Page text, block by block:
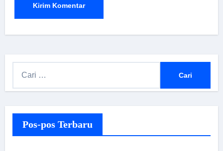
Pos-pos Terbaru